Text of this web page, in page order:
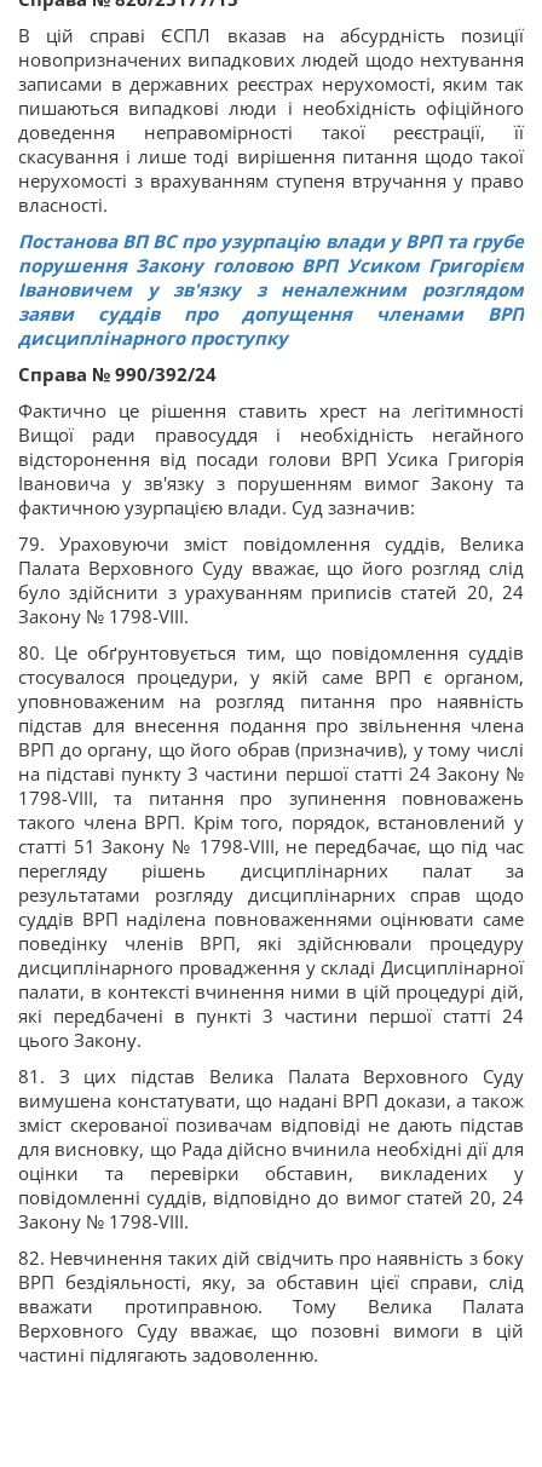
В цій справі ЄСПЛ вказав на абсурдність позиції
новопризначених випадкових людей щодо нехтування
записами в державних реєстрах нерухомості, яким так
пишаються випадкові люди і необхідність офіційного
доведення неправомірності такої реєстрації, її
скасування і лише тоді вирішення питання щодо такої
нерухомості з врахуванням ступеня втручання у право
власності.
Постанова ВП ВС про узурпацію влади у ВРП та грубе
порушення Закону головою ВРП Усиком Григорієм
Івановичем у зв'язку з неналежним розглядом
заяви суддів про допущення членами ВРП
дисциплінарного проступку
Справа № 990/392/24
Фактично це рішення ставить хрест на легітимності
Вищої ради правосуддя і необхідність негайного
відсторонення від посади голови ВРП Усика Григорія
Івановича у зв'язку з порушенням вимог Закону та
фактичною узурпацією влади. Суд зазначив:
79. Ураховуючи зміст повідомлення суддів, Велика
Палата Верховного Суду вважає, що його розгляд слід
було здійснити з урахуванням приписів статей 20, 24
Закону № 1798-VIII.
80. Це обґрунтовується тим, що повідомлення суддів
стосувалося процедури, у якій саме ВРП є органом,
уповноваженим на розгляд питання про наявність
підстав для внесення подання про звільнення члена
ВРП до органу, що його обрав (призначив), у тому числі
на підставі пункту 3 частини першої статті 24 Закону №
1798-VIII, та питання про зупинення повноважень
такого члена ВРП. Крім того, порядок, встановлений у
статті 51 Закону № 1798-VIII, не передбачає, що під час
перегляду рішень дисциплінарних палат за
результатами розгляду дисциплінарних справ щодо
суддів ВРП наділена повноваженнями оцінювати саме
поведінку членів ВРП, які здійснювали процедуру
дисциплінарного провадження у складі Дисциплінарної
палати, в контексті вчинення ними в цій процедурі дій,
які передбачені в пункті 3 частини першої статті 24
цього Закону.
81. З цих підстав Велика Палата Верховного Суду
вимушена констатувати, що надані ВРП докази, а також
зміст скерованої позивачам відповіді не дають підстав
для висновку, що Рада дійсно вчинила необхідні дії для
оцінки та перевірки обставин, викладених у
повідомленні суддів, відповідно до вимог статей 20, 24
Закону № 1798-VIII.
82. Невчинення таких дій свідчить про наявність з боку
ВРП бездіяльності, яку, за обставин цієї справи, слід
вважати протиправною. Тому Велика Палата
Верховного Суду вважає, що позовні вимоги в цій
частині підлягають задоволенню.